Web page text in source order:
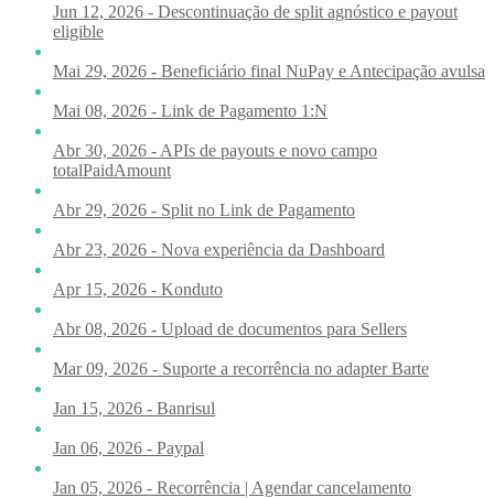
Jun 12, 2026 - Descontinuação de split agnóstico e payout
eligible
Mai 29, 2026 - Beneficiário final NuPay e Antecipação avulsa
Mai 08, 2026 - Link de Pagamento 1:N
Abr 30, 2026 - APIs de payouts e novo campo
totalPaidAmount
Abr 29, 2026 - Split no Link de Pagamento
Abr 23, 2026 - Nova experiência da Dashboard
Apr 15, 2026 - Konduto
Abr 08, 2026 - Upload de documentos para Sellers
Mar 09, 2026 - Suporte a recorrência no adapter Barte
Jan 15, 2026 - Banrisul
Jan 06, 2026 - Paypal
Jan 05, 2026 - Recorrência | Agendar cancelamento